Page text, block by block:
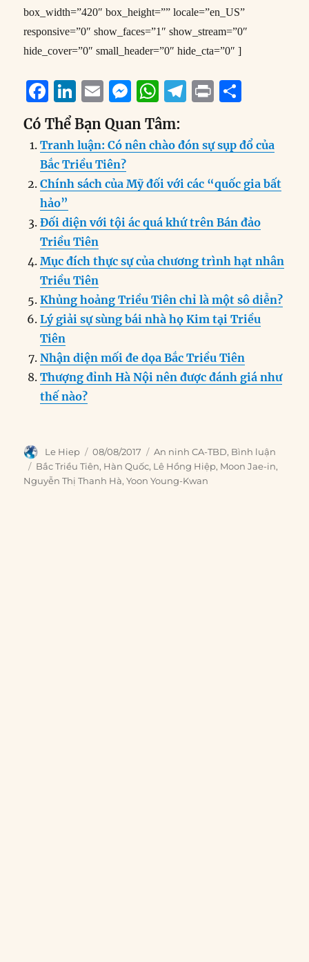
box_width=”420″ box_height=”” locale=”en_US”
responsive=”0″ show_faces=”1″ show_stream=”0″
hide_cover=”0″ small_header=”0″ hide_cta=”0″ ]
F
a
c
e
b
o
o
k
Li
n
k
e
d
n
E
m
ai
l
M
e
ss
e
n
er
W
h
at
s
A
p
T
e
g
r
m
P
n
t
a
re
Có Thể Bạn Quan Tâm:
Tranh luận: Có nên chào đón sự sụp đổ của
Bắc Triều Tiên?
Chính sách của Mỹ đối với các “quốc gia bất
hảo”
Đối diện với tội ác quá khứ trên Bán đảo
Triều Tiên
Mục đích thực sự của chương trình hạt nhân
Triều Tiên
Khủng hoảng Triều Tiên chỉ là một sô diễn?
Lý giải sự sùng bái nhà họ Kim tại Triều
Tiên
Nhận diện mối đe dọa Bắc Triều Tiên
Thượng đỉnh Hà Nội nên được đánh giá như
thế nào?
Author
Le Hiep
Posted
on
08/08/2017 Categories
An ninh CA-TBD, Bình luận
Tags
Bắc Triều Tiên, Hàn Quốc, Lê Hồng Hiệp, Moon Jae-in,
Nguyễn Thị Thanh Hà,Yoon Young-Kwan